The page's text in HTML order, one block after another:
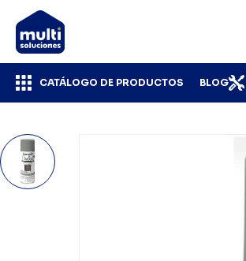
CATÁLOGO DE PRODUCTOS BLOG